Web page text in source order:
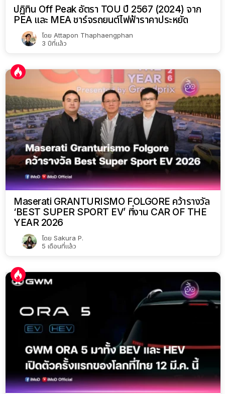
ปฏิทิน Off Peak อัตรา TOU ปี 2567 (2024) จาก
PEA และ MEA ชาร์จรถยนต์ไฟฟ้าราคาประหยัด
โดย Attapon Thaphaengphan
3 ปีที่แล้ว
Maserati GRANTURISMO FOLGORE คว้ารางวัล
‘BEST SUPER SPORT EV’ ที่งาน CAR OF THE
YEAR 2026
โดย Sakura P.
5 เดือนที่แล้ว